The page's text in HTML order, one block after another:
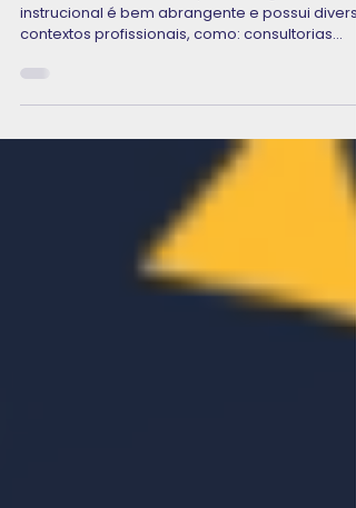
Me formei em Design Instrucional, e
agora?
O mercado de trabalho para designer
contextos profissionais, como: consultorias